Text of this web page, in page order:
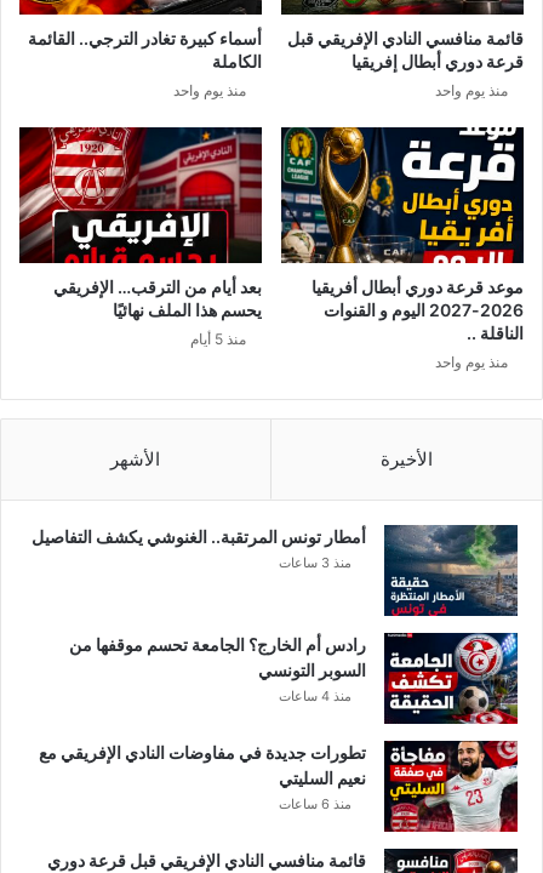
قائمة منافسي النادي الإفريقي قبل
قرعة دوري أبطال إفريقيا
منذ يوم واحد
أسماء كبيرة تغادر الترجي.. القائمة
الكاملة
منذ يوم واحد
موعد قرعة دوري أبطال أفريقيا
2026-2027 اليوم و القنوات
الناقلة ..
منذ يوم واحد
بعد أيام من الترقب… الإفريقي
يحسم هذا الملف نهائيًا
منذ 5 أيام
الأخيرة الأشهر
أمطار تونس المرتقبة.. الغنوشي يكشف التفاصيل
منذ 3 ساعات
رادس أم الخارج؟ الجامعة تحسم موقفها من
السوبر التونسي
منذ 4 ساعات
تطورات جديدة في مفاوضات النادي الإفريقي مع
نعيم السليتي
منذ 6 ساعات
قائمة منافسي النادي الإفريقي قبل قرعة دوري